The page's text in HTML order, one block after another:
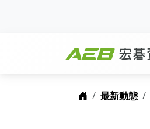
首頁最新動態